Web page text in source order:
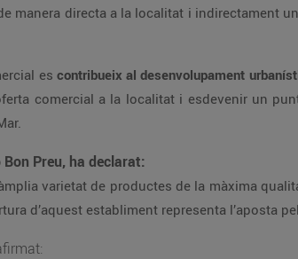
manera directa a la localitat i indirectament
es contribueix al desenvolupament
comercial a la localitat i esdevenir un
Preu, ha declarat:
varietat de productes de la màxima
d’aquest establiment representa l’aposta